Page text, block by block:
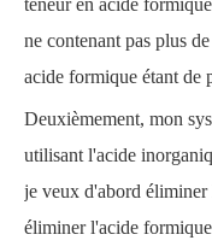
teneur en acide
ne contenant pas plus
acide formique étant de
Deuxièmement, mon
utilisant l'acide
je veux d'abord
éliminer l'acide